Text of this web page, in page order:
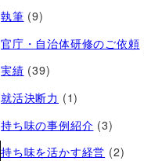
執筆 (9)
官庁・自治体研修のご依頼
実績 (39)
就活決断力 (1)
持ち味の事例紹介 (3)
持ち味を活かす経営​ (2)